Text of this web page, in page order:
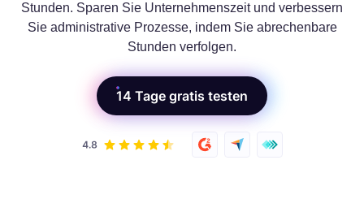
Stunden. Sparen Sie Unternehmenszeit und verbessern
Sie administrative Prozesse, indem Sie abrechenbare
Stunden verfolgen.
14 Tage gratis testen